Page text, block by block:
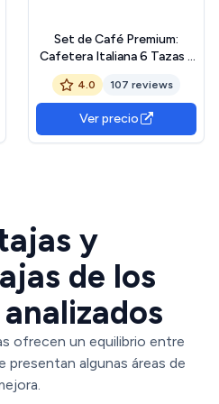
Set de Café Premium:
Cafetera Italiana 6 Tazas -
Compatible con Inducción,
Vitrocerámica y Gas |
Cafetera Italiana Induccion
| Cafetera Induccion Acero
Inoxidable | Cafetera para
4.0 107 reviews
Ver precio
y
de los
ofrecen un equilibrio entre
presentan algunas áreas de